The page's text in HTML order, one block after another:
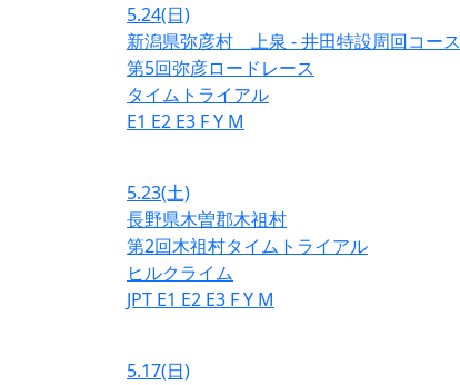
5.24(日)
新潟県弥彦村 上泉 - 井田特設周回コース
第5回弥彦ロードレース
タイムトライアル
E1 E2 E3 FY M
5.23(土)
長野県木曽郡木祖村
第2回木祖村タイムトライアル
ヒルクライム
JPT E1 E2 E3 FY M
5.17(日)